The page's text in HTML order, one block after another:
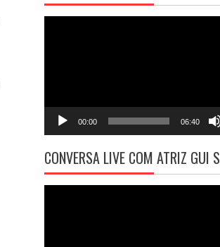
00:00 06:40
CONVERSA LIVE COM ATRIZ GUI